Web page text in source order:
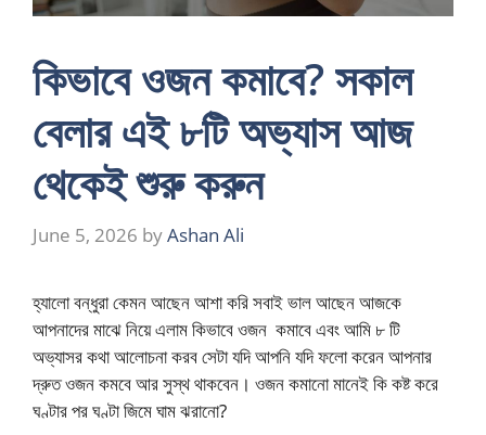
কিভাবে ওজন কমাবে? সকাল
বেলার এই ৮টি অভ্যাস আজ
থেকেই শুরু করুন
June 5, 2026 byAshan Ali
হ্যালো বন্ধুরা কেমন আছেন আশা করি সবাই ভাল আছেন আজকে
আপনাদের মাঝে নিয়ে এলাম কিভাবে ওজন কমাবে এবং আমি ৮ টি
অভ্যাসর কথা আলোচনা করব সেটা যদি আপনি যদি ফলো করেন আপনার
দ্রুত ওজন কমবে আর সুস্থ থাকবেন। ওজন কমানো মানেই কি কষ্ট করে
ঘণ্টার পর ঘণ্টা জিমে ঘাম ঝরানো?